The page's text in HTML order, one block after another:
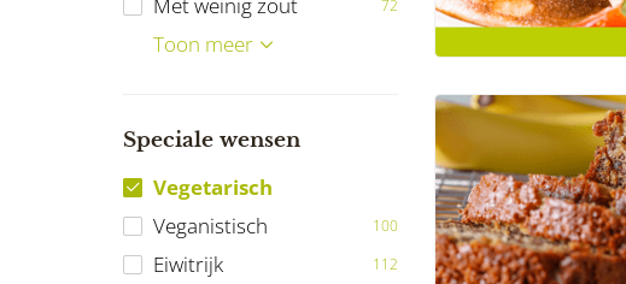
72
Bij Diabetes Mellitus
Bij darmklachten
Vrij van noten
Vrij van pinda's
Ketogeen
Reumatische
Maagverkleining
FODMAP
Toon meer
Speciale wensen
Vegetarisch
Veganistisch
100
Eiwitrijk 112